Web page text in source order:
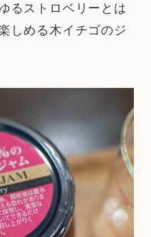
るストロベリーとは
しめる木イチゴのジ